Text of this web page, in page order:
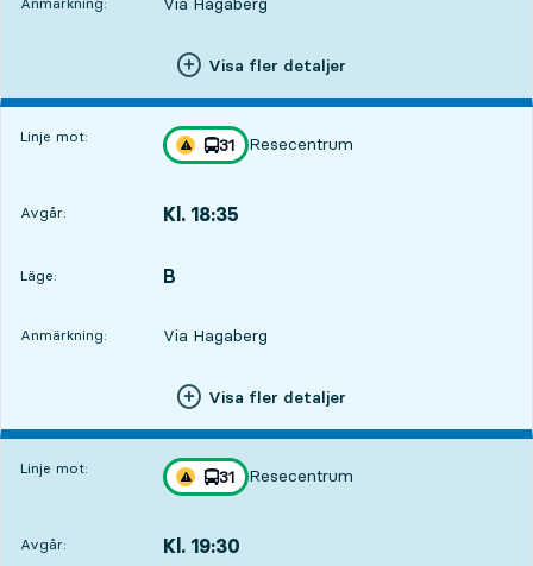
Visa fler detaljer
Linje mot:
Trafikstörning på resan finns
linje
31
mot
Resecentrum
,
Avgår: Kl. 18:35
Läge:
LÄGE, B
,
Anmärkning: Via Hagaberg
Visa fler detaljer
Linje mot:
Trafikstörning på resan finns
linje
31
mot
Resecentrum
,
Avgår: Kl. 19:30